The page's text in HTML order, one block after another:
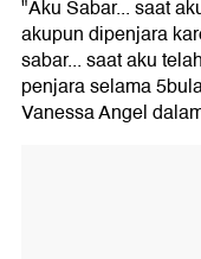
"Aku Sabar... saat
akupun dipenjara
sabar... saat aku
penjara selama
Vanessa Angel